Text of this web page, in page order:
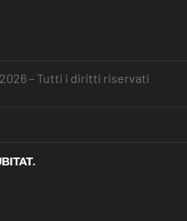
– Tutti i diritti riservati